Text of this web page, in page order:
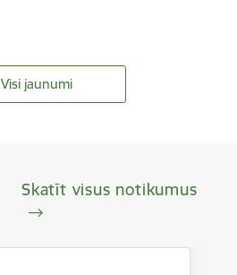
Visi jaunumi
Skatīt visus notikumus